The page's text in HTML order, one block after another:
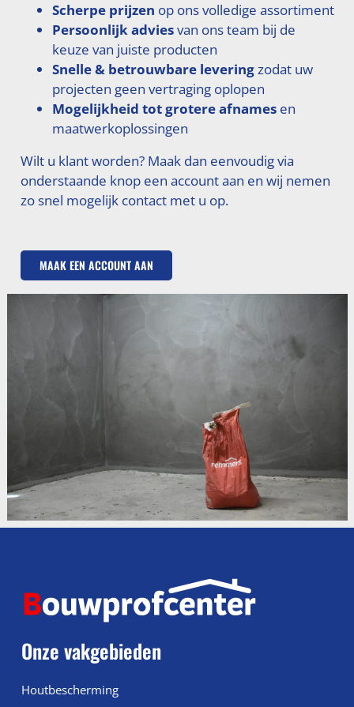
Scherpe prijzen op ons volledige assortiment
Persoonlijk adviesvan ons team bij de
keuze van juiste producten
Snelle & betrouwbare leveringzodat uw
projecten geen vertraging oplopen
Mogelijkheid tot grotere afnamesen
maatwerkoplossingen
Wilt u klant worden? Maak dan eenvoudig via
onderstaande knop een account aan en wij nemen
zo snel mogelijk contact met u op.
MAAK EEN ACCOUNT AAN
Onze vakgebieden
Houtbescherming